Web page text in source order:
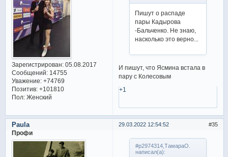
Зарегистрирован: 05.08.2017
Сообщений:14755
Уважение: +74769
Позитив: +101810
Пол:Женский
Пишут о распаде
пары Кадырова
-Бальченко. Не знаю,
насколько это верно...
И пишут, что Ясмина встала в
пару с Колесовым
+1
35
29.03.2022 12:54:52
Paula
Профи
#p2974314,ТамараО.
написал(а):